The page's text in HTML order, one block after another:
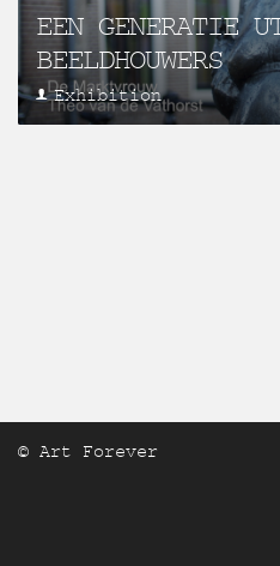
EEN GENERATIE
BEELDHOUWERS
Exhibition
© Art Forever